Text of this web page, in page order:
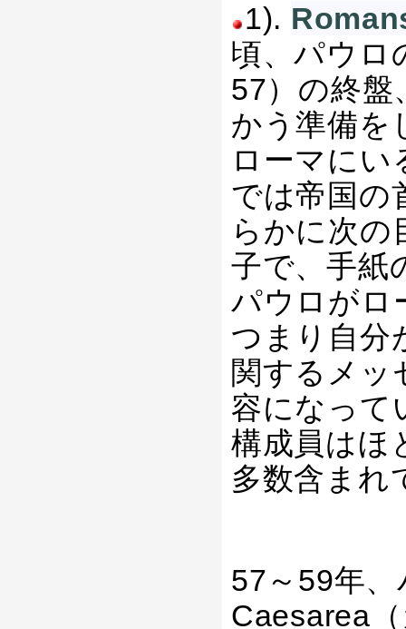
1).
頃、パウロ
57）の終
かう準備を
ローマにい
では帝国の
らかに次の
子で、手紙
パウロがロ
つまり自分
関するメッ
容になって
構成員はほ
多数含まれ
57～59年
Caesarea